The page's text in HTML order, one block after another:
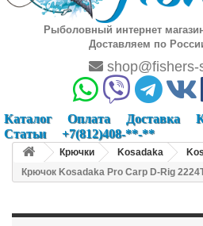
Рыболовный интернет
Доставляем по
shop@fishers-
Каталог Оплата Доставка
Статьи
+7(812)408-**-**
Крючки Kosadaka
Крючок Kosadaka Pro Carp D-Rig